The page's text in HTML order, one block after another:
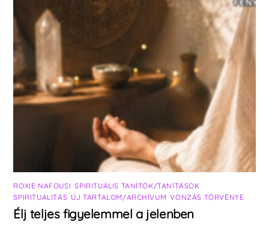
ROXIE NAFOUSI ,SPIRITUÁLIS TANÍTÓK/TANÍTÁSOK
SPIRITUALITÁS ÚJ TARTALOM/ARCHÍVUM ,VONZÁS TÖRVÉNYE
Élj teljes figyelemmel a jelenben